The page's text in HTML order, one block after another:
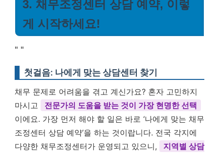
3. 채무조정센터 상담 예약, 이렇
게 시작하세요!
" "
첫걸음: 나에게 맞는 상담센터 찾기
채무 문제로 어려움을 겪고 계신가요? 혼자 고민하지
마시고
전문가의 도움을 받는 것이 가장 현명한 선택
이에요. 가장 먼저 해야 할 일은 바로 ‘나에게 맞는 채무
조정센터 상담 예약’을 하는 것이랍니다. 전국 각지에
다양한 채무조정센터가 운영되고 있으니,
지역별 상담